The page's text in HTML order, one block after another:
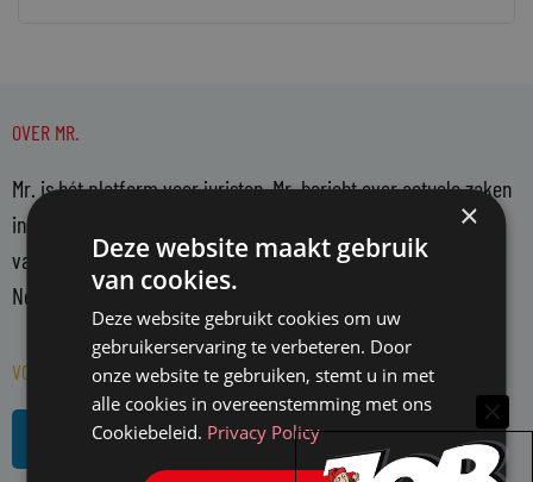
OVER MR.
Mr. is hét platform voor juristen. Mr. bericht over actuele zaken
in de juridische wereld en belicht en becommentarieert deze
vanuit een onafhankelijke positie. Mr. richt zich op alle in
Nederland actieve juristen en WO-rechtenstudenten.
VOLG MR. OP SOCIAL MEDIA
R
s
×
Deze website maakt gebruik
van cookies.
Deze website gebruikt cookies om uw
gebruikerservaring te verbeteren. Door
onze website te gebruiken, stemt u in met
alle cookies in overeenstemming met ons
Cookiebeleid. Privacy Policy